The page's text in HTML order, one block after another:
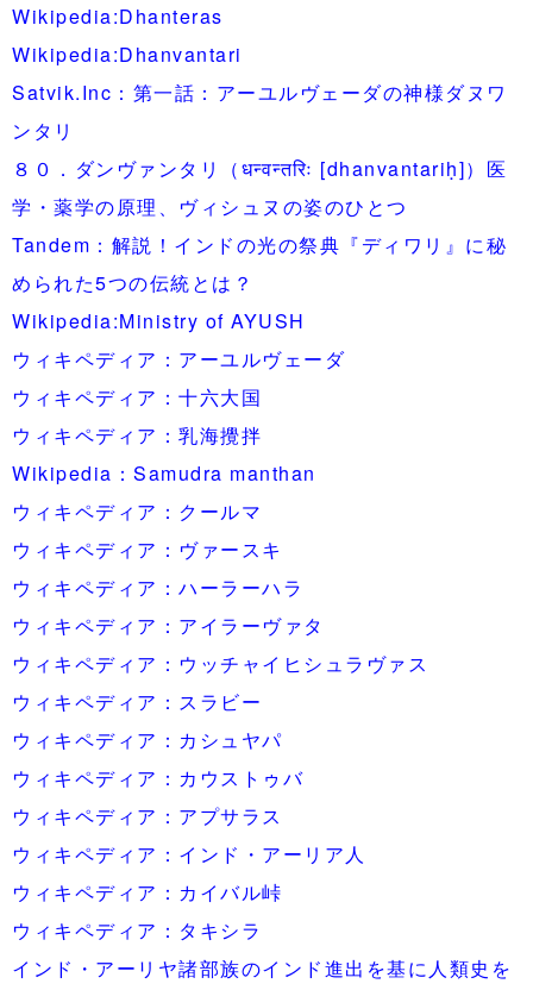
Wikipedia:Dhanteras
Wikipedia:Dhanvantari
Satvik.Inc：第一話：アーユルヴェーダの神様ダヌワ
ンタリ
８０．ダンヴァンタリ（धन्वन्तरिः [dhanvantariḥ]）医
学・薬学の原理、ヴィシュヌの姿のひとつ
Tandem：解説！インドの光の祭典『ディワリ』に秘
められた5つの伝統とは？
Wikipedia:Ministry of AYUSH
ウィキペディア：アーユルヴェーダ
ウィキペディア：十六大国
ウィキペディア：乳海攪拌
Wikipedia：Samudra manthan
ウィキペディア：クールマ
ウィキペディア：ヴァースキ
ウィキペディア：ハーラーハラ
ウィキペディア：アイラーヴァタ
ウィキペディア：ウッチャイヒシュラヴァス
ウィキペディア：スラビー
ウィキペディア：カシュヤパ
ウィキペディア：カウストゥバ
ウィキペディア：アプサラス
ウィキペディア：インド・アーリア人
ウィキペディア：カイバル峠
ウィキペディア：タキシラ
インド・アーリヤ諸部族のインド進出を基に人類史を